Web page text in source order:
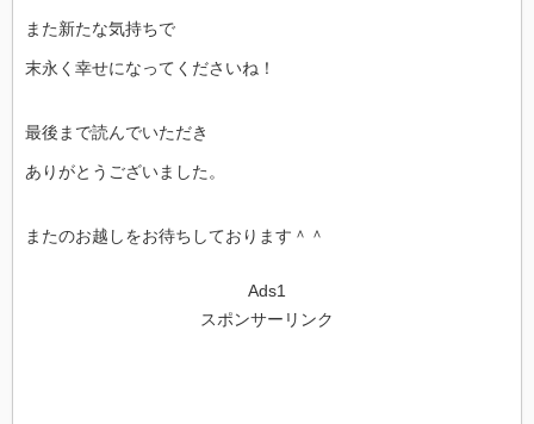
また新たな気持ちで
末永く幸せになってくださいね！
最後まで読んでいただき
ありがとうございました。
またのお越しをお待ちしております＾＾
Ads1
スポンサーリンク